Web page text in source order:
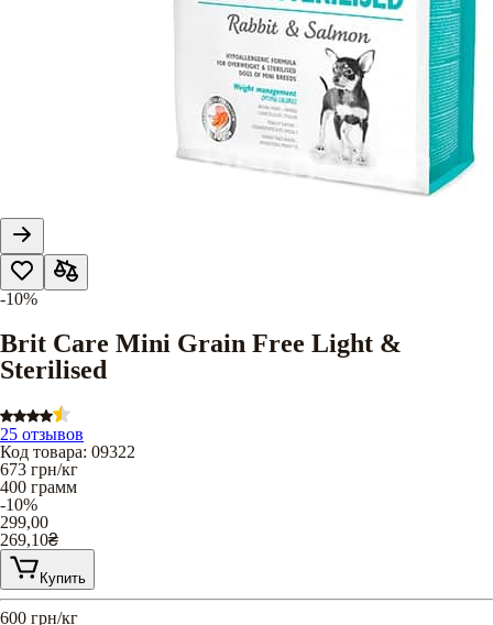
-10%
Brit Care Mini Grain Free Light &
Sterilised
25 отзывов
Код товара: 09322
673 грн/кг
400 грамм
-10%
299,00
269,10₴
Купить
600 грн/кг